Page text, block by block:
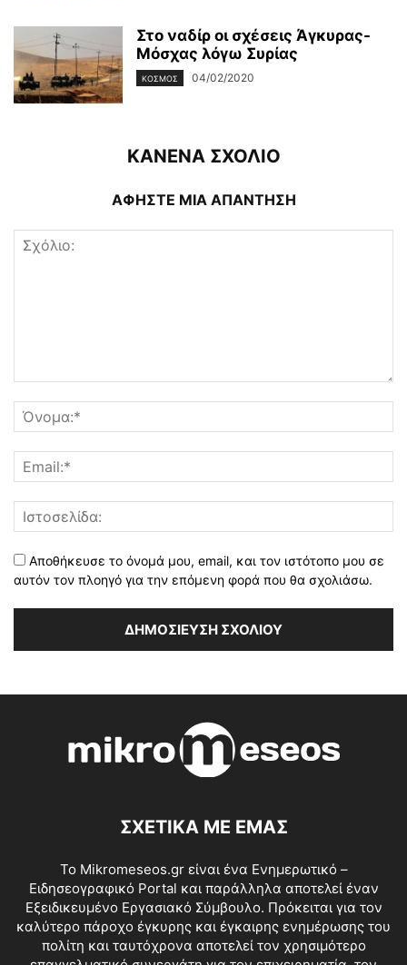
Στο ναδίρ οι σχέσεις Άγκυρας-
Μόσχας λόγω Συρίας
ΚΌΣΜΟΣ 04/02/2020
ΚΑΝΕΝΑ ΣΧΟΛΙΟ
ΑΦΗΣΤΕ ΜΙΑ ΑΠΑΝΤΗΣΗ
Αποθήκευσε το όνομά μου, email, και τον ιστότοπο μου σε
αυτόν τον πλοηγό για την επόμενη φορά που θα σχολιάσω.
ΣΧΕΤΙΚΑ ΜΕ ΕΜΑΣ
Το Mikromeseos.gr είναι ένα Ενημερωτικό –
Ειδησεογραφικό Portal και παράλληλα αποτελεί έναν
Εξειδικευμένο Εργασιακό Σύμβουλο. Πρόκειται για τον
καλύτερο πάροχο έγκυρης και έγκαιρης ενημέρωσης του
πολίτη και ταυτόχρονα αποτελεί τον χρησιμότερο